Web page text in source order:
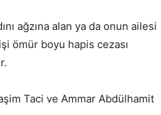
ağzına alan ya da onun ailesi
ömür boyu hapis cezası
Taci ve Ammar Abdülhamit